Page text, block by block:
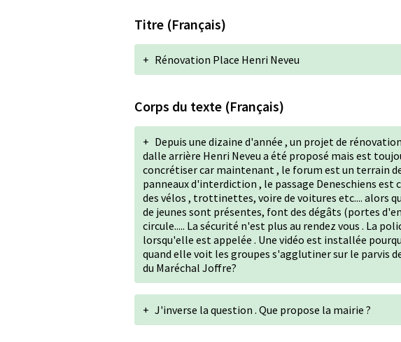
Titre (Français)
+ Rénovation Place Henri Neveu
Corps du texte (Français)
+ Depuis une dizaine d'année , un projet de
dalle arrière Henri Neveu a été proposé mais est
concrétiser car maintenant , le forum est un terrain
panneaux d'interdiction , le passage Deneschiens est
des vélos , trottinettes, voire de voitures etc.... alors
de jeunes sont présentes, font des dégâts (portes
circule..... La sécurité n'est plus au rendez vous . La
lorsqu'elle est appelée . Une vidéo est installée
quand elle voit les groupes s'agglutiner sur le parvis
du Maréchal Joffre?
+ J'inverse la question . Que propose la mairie ?